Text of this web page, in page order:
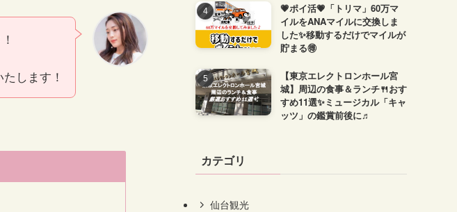
します！
💗ポイ活💗「トリマ」60万マ
イルをANAマイルに交換しま
した✨移動するだけでマイルが
貯まる🉐
【東京エレクトロンホール宮
城】周辺の食事＆ランチ🍴おす
すめ11選✨ミュージカル「キャ
ッツ」の鑑賞前後に♬
カテゴリ
仙台観光